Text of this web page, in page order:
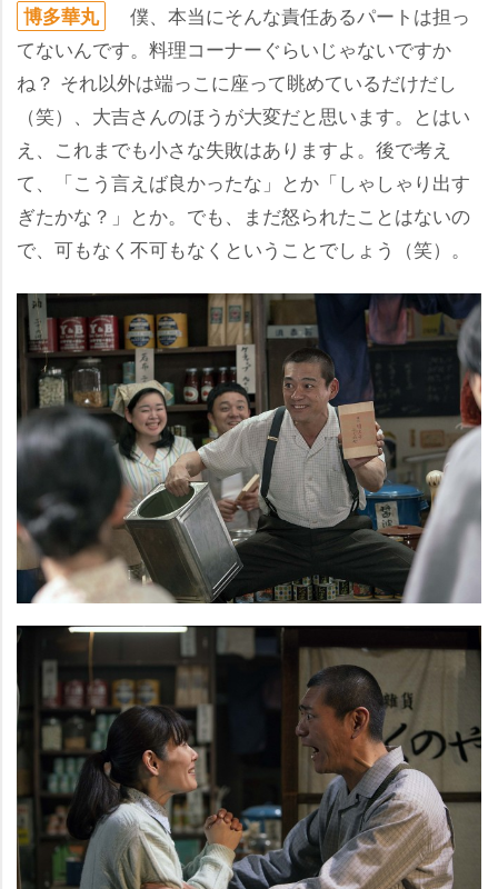
博多華丸
僕、本当にそんな責任あるパートは担っ
てないんです。料理コーナーぐらいじゃないですか
ね？ それ以外は端っこに座って眺めているだけだし
（笑）、大吉さんのほうが大変だと思います。とはい
え、これまでも小さな失敗はありますよ。後で考え
て、「こう言えば良かったな」とか「しゃしゃり出す
ぎたかな？」とか。でも、まだ怒られたことはないの
で、可もなく不可もなくということでしょう（笑）。